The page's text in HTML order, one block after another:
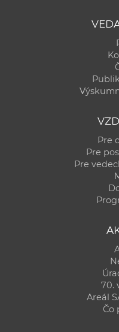
Pre
Pre
Pre
70.
Areál
Čo